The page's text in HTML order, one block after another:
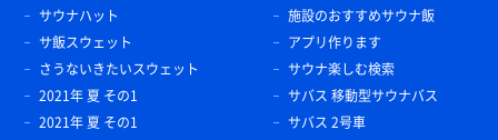
サウナハット
サ飯スウェット
さうないきたいスウェット
2021年 夏 その1
2021年 夏 その1
施設のおすすめサウナ飯
アプリ作ります
サウナ楽しむ検索
サバス 移動型サウナバス
サバス 2号車